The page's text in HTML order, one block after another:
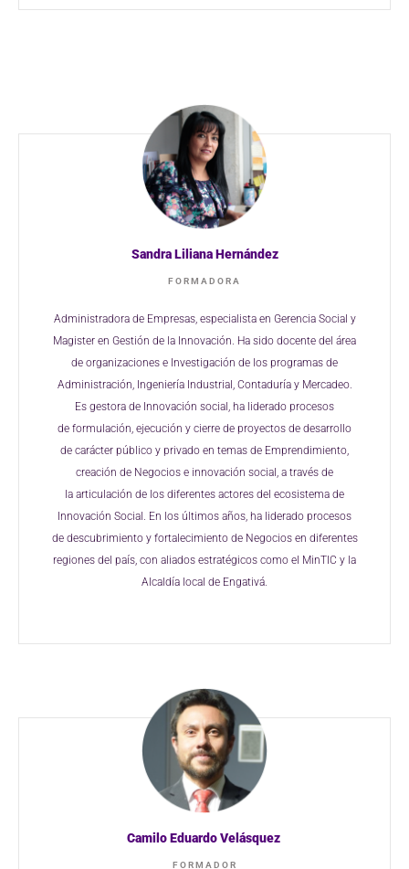
Sandra Liliana Hernández
FORMADORA
Administradora de Empresas, especialista en Gerencia Social y
Magister en Gestión de la Innovación. Ha sido docente del área
de organizaciones e Investigación de los programas de
Administración, Ingeniería Industrial, Contaduría y Mercadeo.
Es gestora de Innovación social, ha liderado procesos
de formulación, ejecución y cierre de proyectos de desarrollo
de carácter público y privado en temas de Emprendimiento,
creación de Negocios e innovación social, a través de
la articulación de los diferentes actores del ecosistema de
Innovación Social. En los últimos años, ha liderado procesos
de descubrimiento y fortalecimiento de Negocios en diferentes
regiones del país, con aliados estratégicos como el MinTIC y la
Alcaldía local de Engativá.
Camilo Eduardo Velásquez
FORMADOR